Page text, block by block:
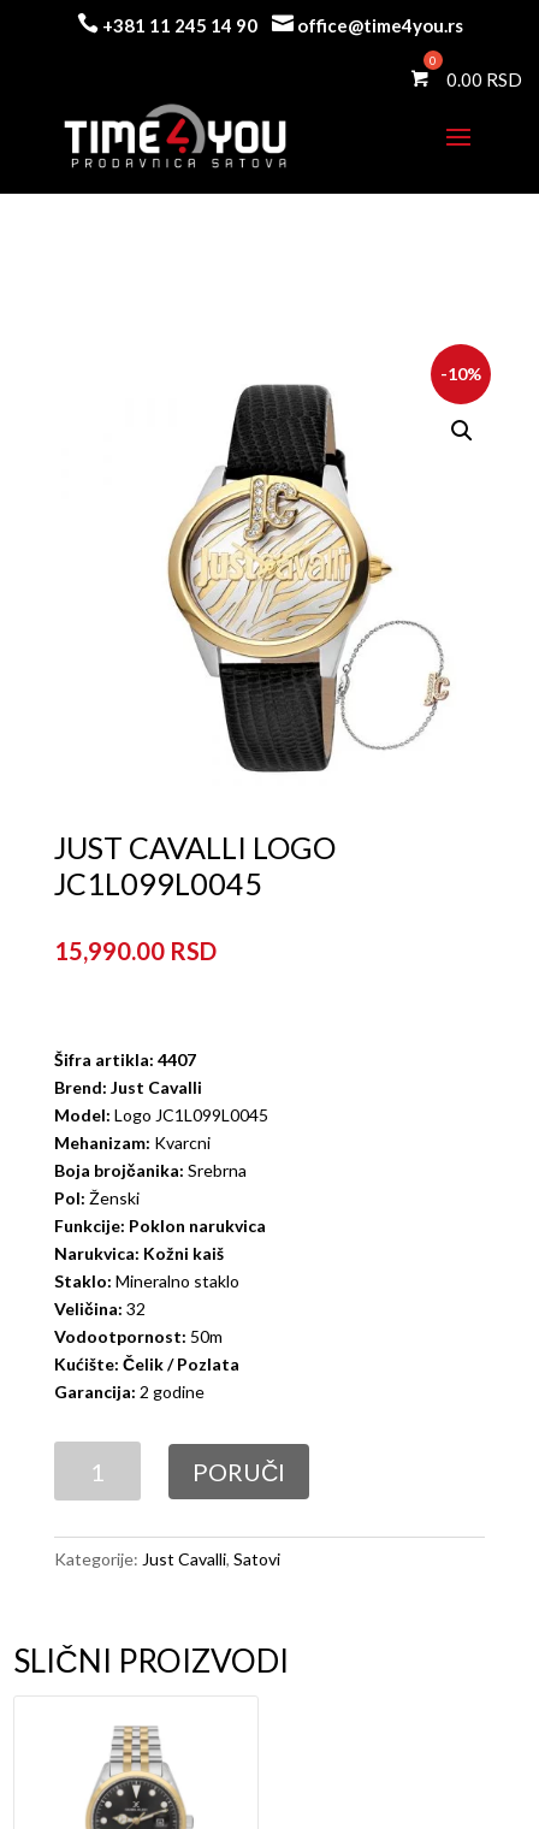
 +381 11 245 14 90  office@time4you.rs
0.00
-10%
JUST CAVALLI LOGO
JC1L099L0045
15,990.00
Šifra artikla: 4407
Brend: Just Cavalli
Model: Logo JC1L099L0045
Mehanizam: Kvarcni
Boja brojčanika: Srebrna
Pol: Ženski
Funkcije: Poklon narukvica
Narukvica: Kožni kaiš
Staklo: Mineralno staklo
Veličina: 32
Vodootpornost: 50m
Kućište: Čelik / Pozlata
Garancija: 2 godine
Cavalli
JC1L099L0045
količina
PORUČI
Kategorije: Just Cavalli, Satovi
SLIČNI PROIZVODI